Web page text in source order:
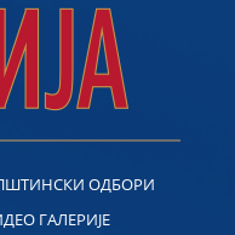
ОДБОРИ
ГАЛЕРИЈЕ